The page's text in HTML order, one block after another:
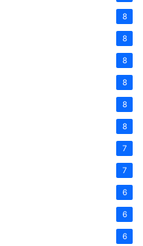
8
8
8
8
8
8
7
7
6
6
6